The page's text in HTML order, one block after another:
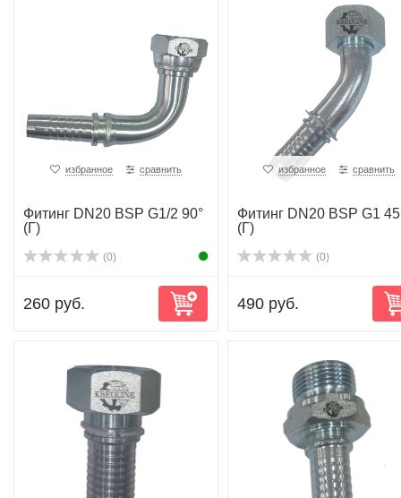
избранное сравнить
Фитинг DN20 BSP G1/2 90°
(Г)
(0)
260 руб.
избранное сравнить
Фитинг DN20 BSP G1
(Г)
(0)
490 руб.